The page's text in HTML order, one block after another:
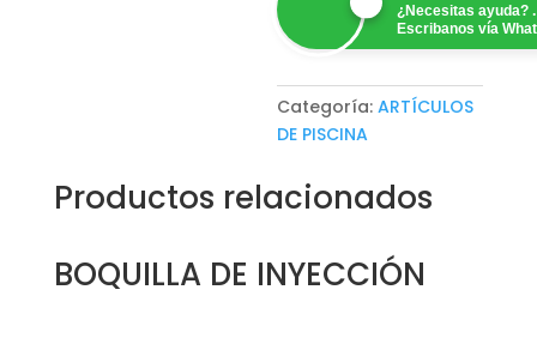
¿Necesitas ayuda? .
Escribanos vía
Categoría:ARTÍCULOS
DE PISCINA
Productos relacionados
BOQUILLA DE INYECCIÓN